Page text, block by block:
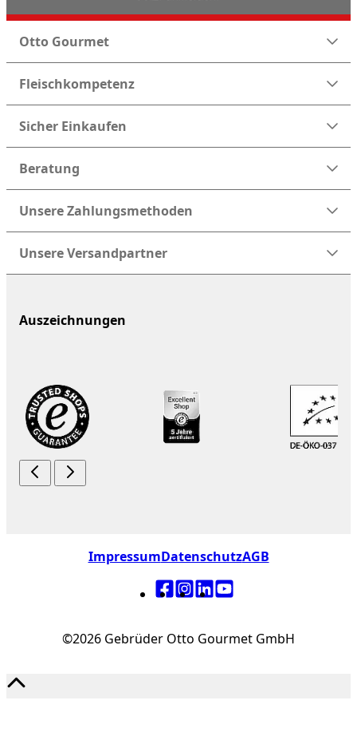
Otto Gourmet
Fleischkompetenz
Sicher Einkaufen
Beratung
Unsere Zahlungsmethoden
Unsere Versandpartner
Auszeichnungen
ImpressumDatenschutzAGB
©2026 Gebrüder Otto Gourmet GmbH